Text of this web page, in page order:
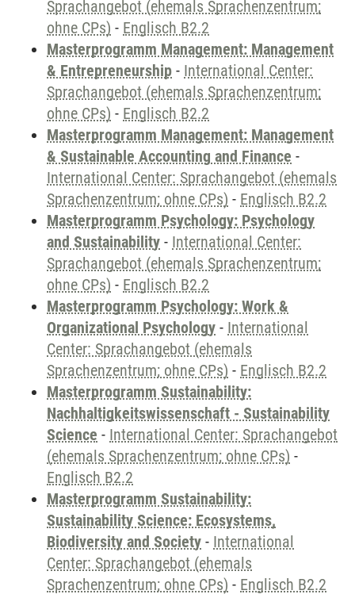
Sprachangebot (ehemals Sprachenzentrum;
ohne CPs) - Englisch B2.2
Masterprogramm Management: Management
& Entrepreneurship - International Center:
Sprachangebot (ehemals Sprachenzentrum;
ohne CPs) - Englisch B2.2
Masterprogramm Management: Management
& Sustainable Accounting and Finance -
International Center: Sprachangebot (ehemals
Sprachenzentrum; ohne CPs) - Englisch B2.2
Masterprogramm Psychology: Psychology
and Sustainability - International Center:
Sprachangebot (ehemals Sprachenzentrum;
ohne CPs) - Englisch B2.2
Masterprogramm Psychology: Work &
Organizational Psychology - International
Center: Sprachangebot (ehemals
Sprachenzentrum; ohne CPs) - Englisch B2.2
Masterprogramm Sustainability:
Nachhaltigkeitswissenschaft - Sustainability
Science - International Center: Sprachangebot
(ehemals Sprachenzentrum; ohne CPs) -
Englisch B2.2
Masterprogramm Sustainability:
Sustainability Science: Ecosystems,
Biodiversity and Society - International
Center: Sprachangebot (ehemals
Sprachenzentrum; ohne CPs) - Englisch B2.2